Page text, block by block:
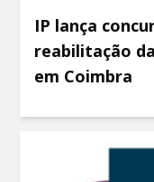
IP lança
reabilitação
em Coimbra